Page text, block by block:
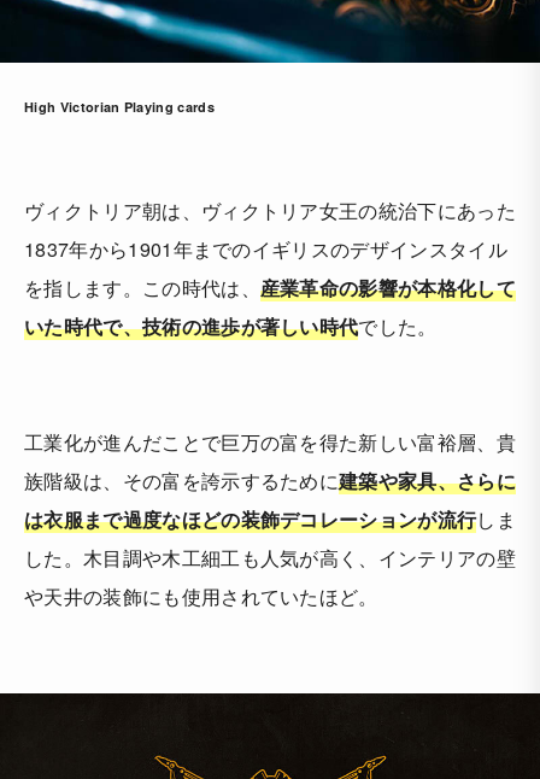
High Victorian Playing cards
ヴィクトリア朝は、ヴィクトリア女王の統治下にあった
1837年から1901年までのイギリスのデザインスタイル
を指します。この時代は、 産業革命の影響が本格化して
いた時代で、技術の進歩が著しい時代でした。
工業化が進んだことで巨万の富を得た新しい富裕層、貴
族階級は、その富を誇示するために建築や家具、さらに
は衣服まで過度なほどの装飾デコレーションが流行しま
した。木目調や木工細工も人気が高く、インテリアの壁
や天井の装飾にも使用されていたほど。